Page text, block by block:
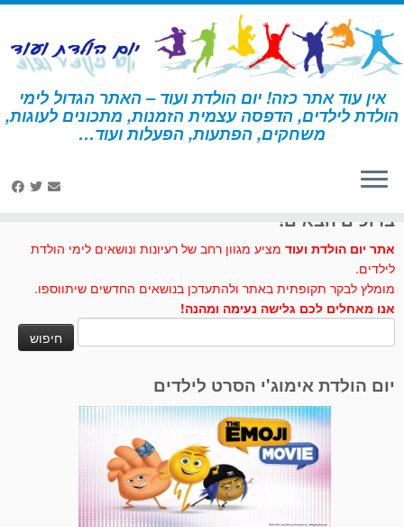
דלג
לתוכן
אין עוד אתר כזה! יום הולדת ועוד – האתר הגדול לימי
הולדת לילדים, הדפסה עצמית הזמנות, מתכונים לעוגות,
משחקים, הפתעות, הפעלות ועוד… דף הבית » נרקיס
ברוכים הבאים!
אתר יום הולדת ועוד מציע מגוון רחב של רעיונות ונושאים לימי הולדת
לילדים.
מומלץ לבקר תקופתית באתר ולהתעדכן בנושאים החדשים שיתווספו.
אנו מאחלים לכם גלישה נעימה ומהנה!
יום הולדת אימוג'י הסרט לילדים